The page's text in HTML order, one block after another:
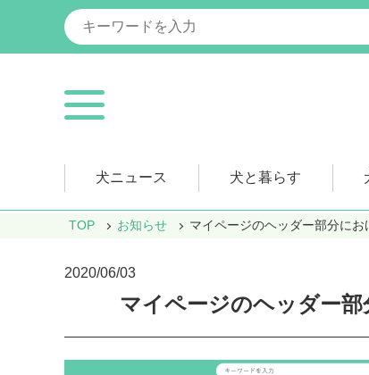
犬ニュース 犬と暮らす
TOP お知らせ マイページのヘッダー部分に
2020/06/03
マイページのヘッダー